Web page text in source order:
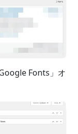
Fonts」オ